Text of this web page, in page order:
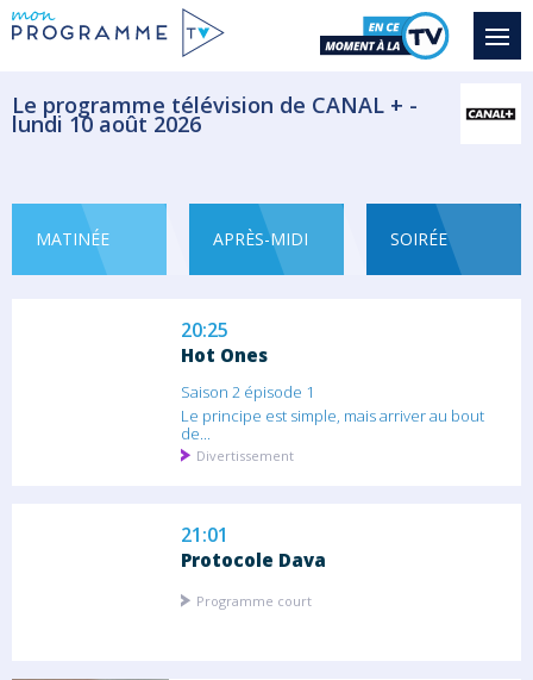
Le programme télévision de CANAL + -
lundi 10 août 2026
MATINÉE APRÈS-MIDI SOIRÉE
Tadjikistan de Josef Schovanec
Josef Schovanec part à la découverte du...
Saison 13 épisode 8
Des humoristes en devenir et déjà très...
Divertissement
20:25
Hot Ones
Saison 2 épisode 1
Le principe est simple, mais arriver au bout
de...
Divertissement
21:01
Protocole Dava
Programme court